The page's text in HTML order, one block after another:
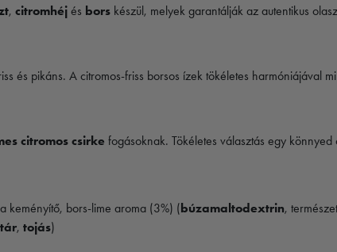
, citromhéj és bors készül, melyek garantálják az autentikus
és pikáns. A citromos-friss borsos ízek tökéletes harmóniájával
citromos csirke fogásoknak. Tökéletes választás egy
keményítő, bors-lime aroma (3%) (búzamaltodextrin,
, tojás)